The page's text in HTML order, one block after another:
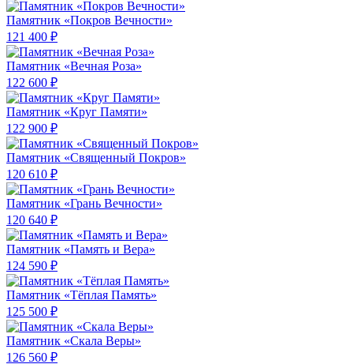
Памятник «Покров Вечности»
121 400 ₽
Памятник «Вечная Роза»
122 600 ₽
Памятник «Круг Памяти»
122 900 ₽
Памятник «Священный Покров»
120 610 ₽
Памятник «Грань Вечности»
120 640 ₽
Памятник «Память и Вера»
124 590 ₽
Памятник «Тёплая Память»
125 500 ₽
Памятник «Скала Веры»
126 560 ₽